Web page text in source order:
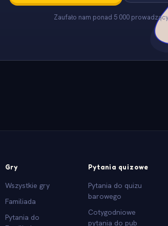
Zaufało nam ponad 5 000
Gry
Wszystkie gry
Familiada
Pytania do
Pytania quizowe
Pytania do quizu
barowego
Cotygodniowe
pytania do pub